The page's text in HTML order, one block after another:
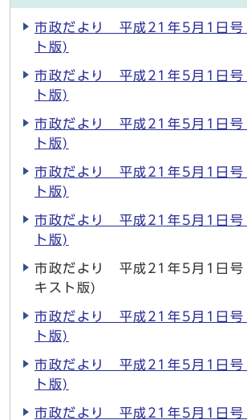
市政だより 平成21年5月1日
ト版)
市政だより 平成21年5月1日
ト版)
市政だより 平成21年5月1日
ト版)
市政だより 平成21年5月1日
ト版)
市政だより 平成21年5月1日
ト版)
市政だより 平成21年5月1日
キスト版)
市政だより 平成21年5月1日
ト版)
市政だより 平成21年5月1日
ト版)
市政だより 平成21年5月1日